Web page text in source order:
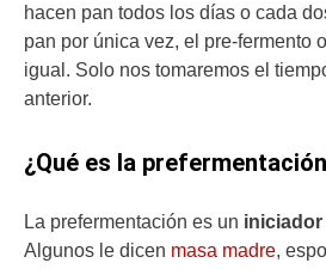
hacen pan todos los días o cada
pan por única vez, el pre-fermento
igual. Solo nos tomaremos el
anterior.
¿Qué es la
La prefermentación es un iniciador
Algunos le dicen masa madre,